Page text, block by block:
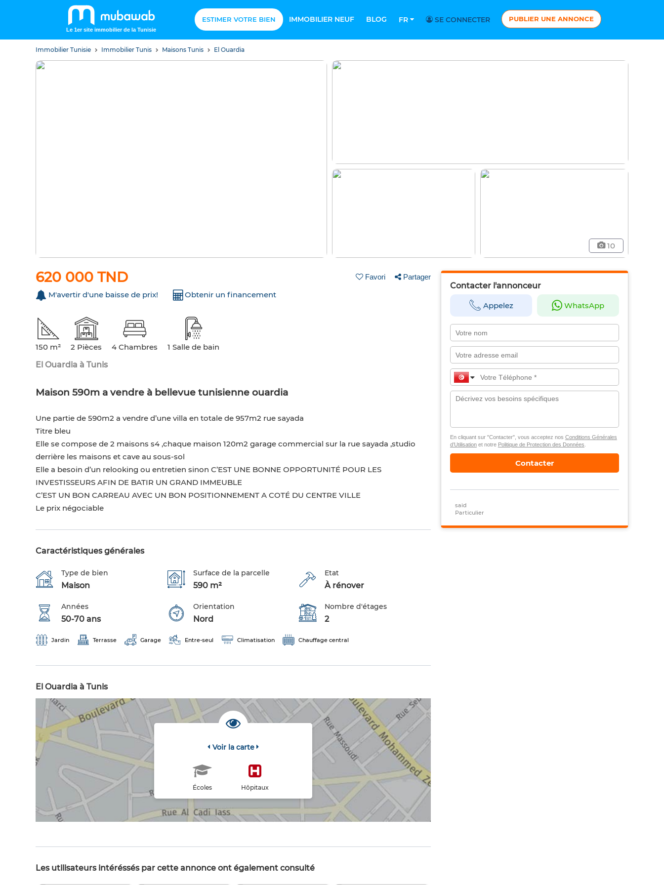
Le 1er site immobilier de la Tunisie
ESTIMER VOTRE BIEN IMMOBILIER NEUF BLOG FR SE CONNECTER PUBLIER UNE ANNONCE
Immobilier Tunisie Immobilier Tunis Maisons Tunis El Ouardia
10
620 000 TND Favori Partager
M'avertir d'une baisse de prix! Obtenir un financement
150 m² 2 Pièces 4 Chambres
1 Salle de bain
El Ouardia à Tunis
Maison 590m a vendre à bellevue tunisienne ouardia
Une partie de 590m2 a vendre d’une villa en totale de 957m2 rue sayada
Titre bleu
Elle se compose de 2 maisons s4 ,chaque maison 120m2 garage commercial sur la rue sayada ,studio
derrière les maisons et cave au sous-sol
Elle a besoin d’un relooking ou entretien sinon C’EST UNE BONNE OPPORTUNITÉ POUR LES
INVESTISSEURS AFIN DE BATIR UN GRAND IMMEUBLE
C’EST UN BON CARREAU AVEC UN BON POSITIONNEMENT A COTÉ DU CENTRE VILLE
Le prix négociable
Caractéristiques générales
Type de bien
Maison
Surface de la parcelle
590 m²
Etat
À rénover
Années
50-70 ans
Orientation
Nord
Nombre d'étages
2
Jardin Terrasse Garage Entre-seul Climatisation Chauffage central
El Ouardia à Tunis
Voir la carte
Écoles Hôpitaux
Les utilisateurs intéréssés par cette annonce ont également consulté
Contacter l'annonceur
Appelez WhatsApp
En cliquant sur "Contacter", vous acceptez nos Conditions Générales
d’Utilisationet notre Politique de Protection des Données
Contacter
said
Particulier